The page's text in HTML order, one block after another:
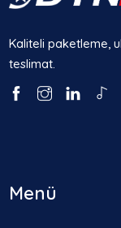
Kaliteli paketleme,
teslimat.
Menü